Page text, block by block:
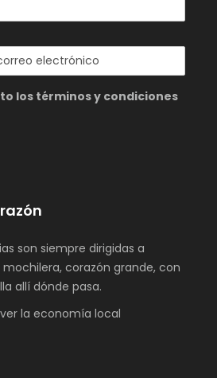
los términos y condiciones
son siempre dirigidas a
corazón grande, con
allí dónde pasa.
la economía local